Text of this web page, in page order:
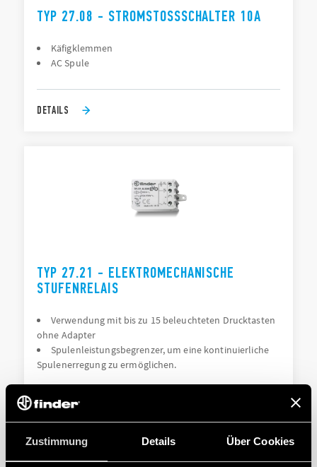
Zustimmung Details Über Cookies
TYP 27.08 - STROMSTOSSSCHALTER 10A
Käfigklemmen
AC Spule
DETAILS
TYP 27.21 - ELEKTROMECHANISCHE
STUFENRELAIS
Verwendung mit bis zu 15 beleuchteten Drucktasten
ohne Adapter
Spulenleistungsbegrenzer, um eine kontinuierliche
Spulenerregung zu ermöglichen.
DETAILS